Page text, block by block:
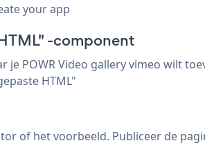
your app
-component
je POWR Video gallery vimeo wilt
HTML"
of het voorbeeld. Publiceer de